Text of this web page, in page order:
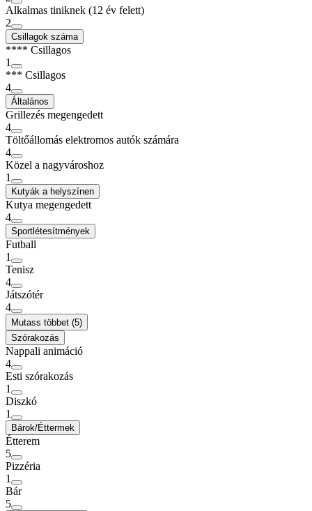
Alkalmas tiniknek (12 év felett)
2
Csillagok száma
**** Csillagos
1
*** Csillagos
4
Általános
Grillezés megengedett
4
Töltőállomás elektromos autók számára
4
Közel a nagyvároshoz
1
Kutyák a helyszínen
Kutya megengedett
4
Sportlétesítmények
Futball
1
Tenisz
4
Játszótér
4
Mutass többet (5)
Szórakozás
Nappali animáció
4
Esti szórakozás
1
Diszkó
1
Bárok/Éttermek
Étterem
5
Pizzéria
1
Bár
5